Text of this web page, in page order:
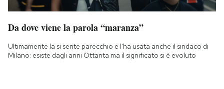
Da dove viene la parola “maranza”
Ultimamente la si sente parecchio e l'ha usata anche il sindaco di
Milano: esiste dagli anni Ottanta ma il significato si è evoluto